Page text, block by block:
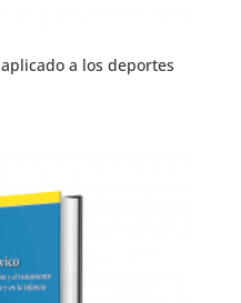
a los deportes